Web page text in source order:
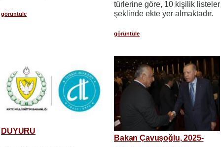
görüntüle
türlerine göre, 10 kişilik listeler
şeklinde ekte yer almaktadır.
görüntüle
DUYURU
Bakan Çavuşoğlu, 2025-